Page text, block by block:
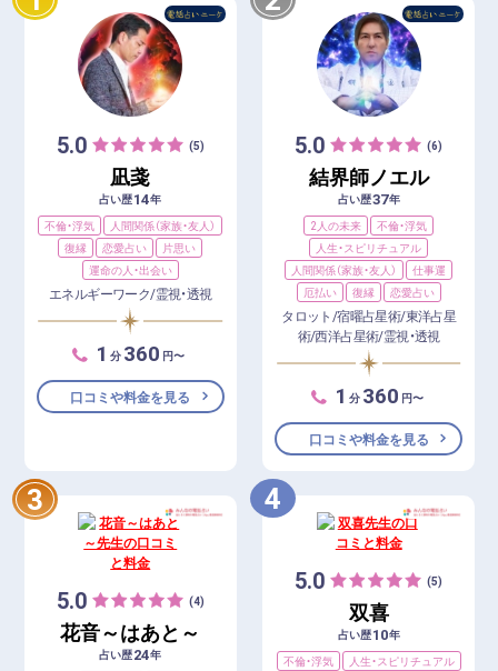
5.0 (5)
凪戔
占い歴14年
不倫・浮気
人間関係（家族・友人）
復縁
恋愛占い
片思い
運命の人・出会い
エネルギーワーク/霊視・透視
1 分 360 円〜
口コミや料金を見る
5.0 (6)
結界師ノエル
占い歴37年
2人の未来
不倫・浮気
人生・スピリチュアル
人間関係（家族・友人）
仕事運
厄払い
復縁 恋愛占い
タロット/宿曜占星術/東洋占星
術/西洋占星術/霊視・透視
1 分 360 円〜
口コミや料金を見る
3
5.0 (4)
花音～はあと～
占い歴24年
4
5.0 (5)
双喜
占い歴10年
不倫・浮気
人生・スピリチュアル